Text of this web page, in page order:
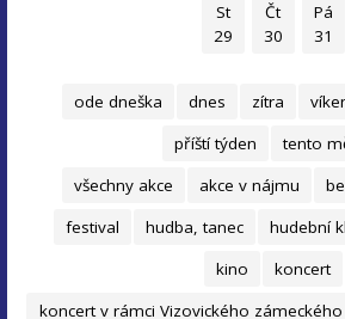
St
29
Čt
30
Pá
31
ode dneška dnes zítra
příští týden
tento
všechny akce
akce v nájmu
festival
hudba, tanec hudební
kino
koncert
koncert v rámci Vizovického